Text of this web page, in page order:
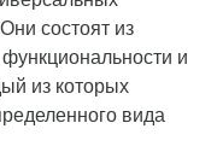
состоят из
и
из которых
вида